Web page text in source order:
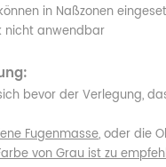
in Naßzonen
nicht anwendbar
bevor der Verlegung,
Fugenmasse, oder die
von Grau ist zu